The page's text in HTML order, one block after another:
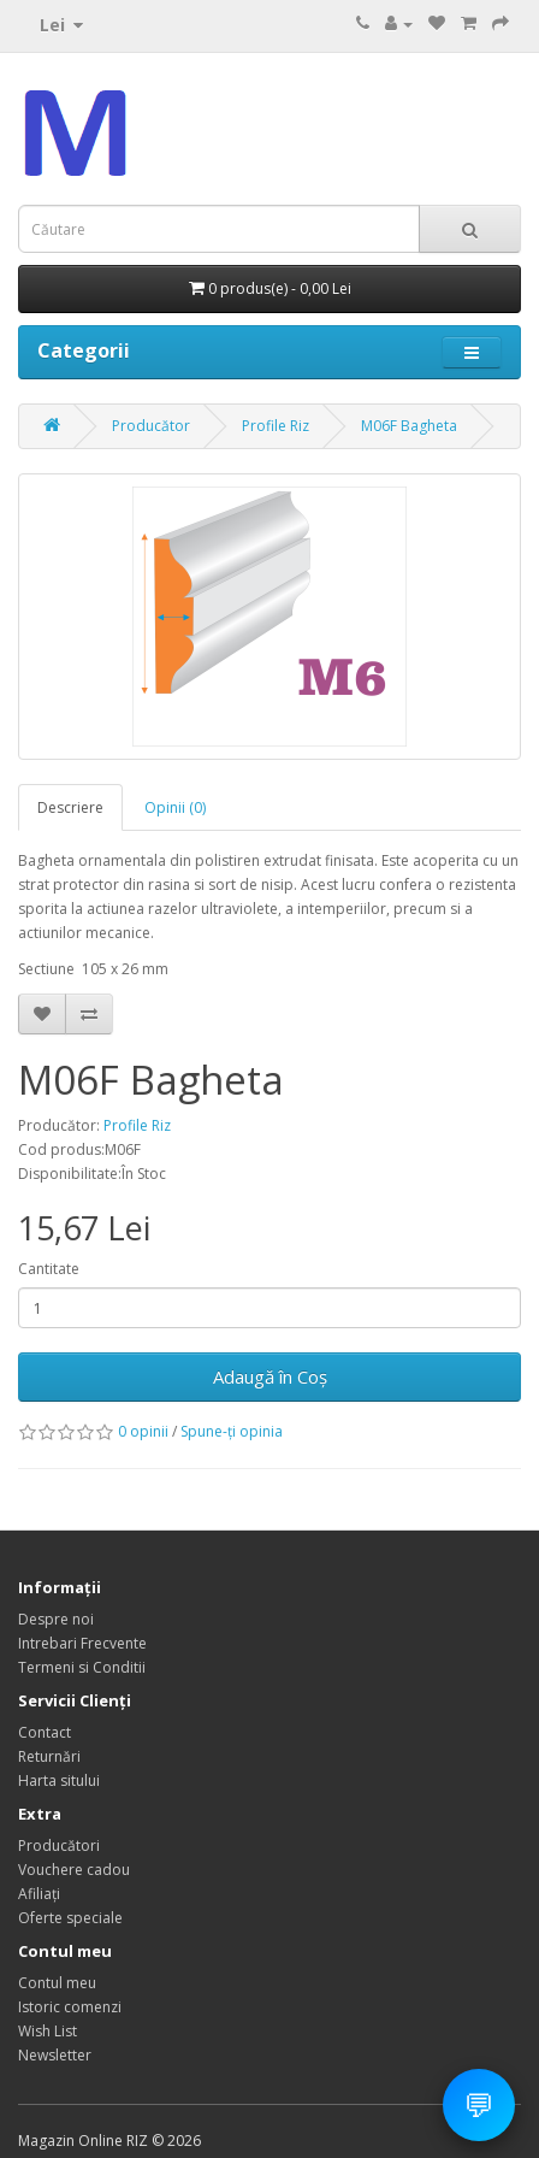
Lei
0 produs(e) - 0,00 Lei
Categorii
Producător Profile Riz M06F Bagheta
Descriere Opinii (0)
Bagheta ornamentala din polistiren extrudat finisata. Este acoperita cu un
strat protector din rasina si sort de nisip. Acest lucru confera o rezistenta
sporita la actiunea razelor ultraviolete, a intemperiilor, precum si a
actiunilor mecanice.
Sectiune 105 x 26 mm
M06F Bagheta
Producător: Profile Riz
Cod produs:M06F
Disponibilitate:În Stoc
15,67 Lei
Cantitate
Adaugă în Coş
0 opinii / Spune-ţi opinia
Informaţii
Despre noi
Intrebari Frecvente
Termeni si Conditii
Servicii Clienţi
Contact
Returnări
Harta sitului
Extra
Producători
Vouchere cadou
Afiliaţi
Oferte speciale
Contul meu
Contul meu
Istoric comenzi
Wish List
Newsletter
Magazin Online RIZ © 2026
💬